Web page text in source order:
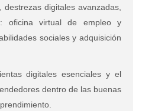
destrezas digitales avanzadas,
oficina virtual de empleo y
sociales y adquisición
digitales esenciales y el
dentro de las buenas